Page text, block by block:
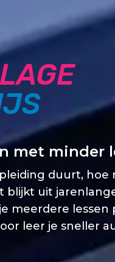
met minder
duurt, hoe
blijkt uit
je meerdere
leer je sneller